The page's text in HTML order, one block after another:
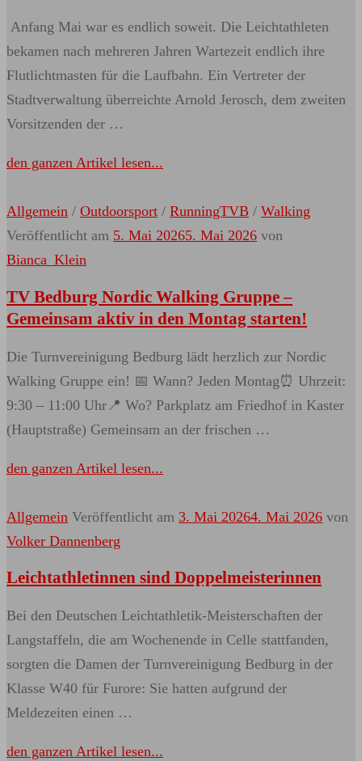
Anfang Mai war es endlich soweit. Die Leichtathleten
bekamen nach mehreren Jahren Wartezeit endlich ihre
Flutlichtmasten für die Laufbahn. Ein Vertreter der
Stadtverwaltung überreichte Arnold Jerosch, dem zweiten
Vorsitzenden der …
den ganzen Artikel lesen...
Allgemein / Outdoorsport / RunningTVB / Walking
Veröffentlicht am 5. Mai 20265. Mai 2026 von
Bianca_Klein
TV Bedburg Nordic Walking Gruppe –
Gemeinsam aktiv in den Montag starten!
Die Turnvereinigung Bedburg lädt herzlich zur Nordic
Walking Gruppe ein! 📅 Wann? Jeden Montag⏰ Uhrzeit:
9:30 – 11:00 Uhr📍 Wo? Parkplatz am Friedhof in Kaster
(Hauptstraße) Gemeinsam an der frischen …
den ganzen Artikel lesen...
Allgemein Veröffentlicht am 3. Mai 20264. Mai 2026 von
Volker Dannenberg
Leichtathletinnen sind Doppelmeisterinnen
Bei den Deutschen Leichtathletik-Meisterschaften der
Langstaffeln, die am Wochenende in Celle stattfanden,
sorgten die Damen der Turnvereinigung Bedburg in der
Klasse W40 für Furore: Sie hatten aufgrund der
Meldezeiten einen …
den ganzen Artikel lesen...